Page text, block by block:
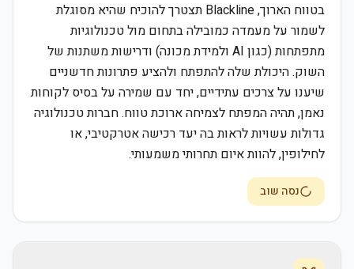
בטווח הארוך, Blackline תצטרך להוכיח שהיא מסוגלת
לשמור על מעמדה כמובילה בתחום מול טכנולוגיות
מתפתחות (כגון AI ולמידת מכונה) ודרישות משתנות של
השוק. היכולת שלה להתפתח ולהציע פתרונות חדשניים
שיענו על צרכים עתידיים, יחד עם שמירה על בסיס לקוחות
נאמן, תהיה המפתח לצמיחה ארוכת טווח. חברות טכנולוגיה
גדולות עשויות לראות בה יעד רכישה אטרקטיבי, או
לחילופין, להוות איום תחרותי משמעותי.
נסה שוב